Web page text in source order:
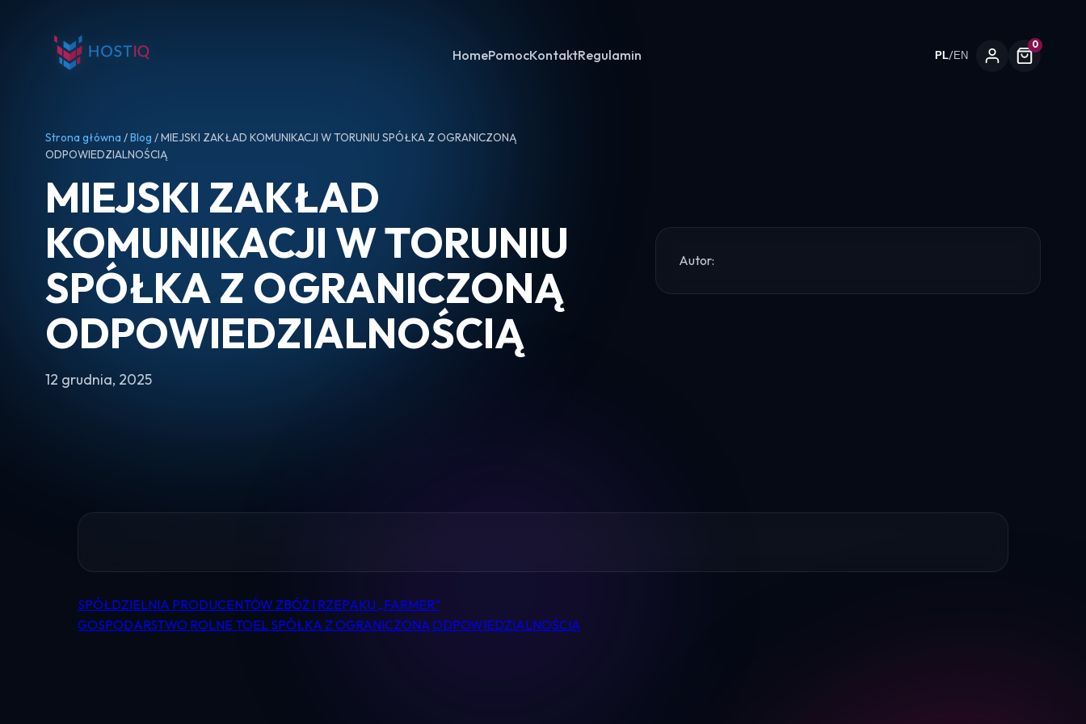
HomePomocKontaktRegulamin PL/EN
0
Koszyk
Strona główna /Blog / MIEJSKI ZAKŁAD KOMUNIKACJI W TORUNIU SPÓŁKA Z OGRANICZONĄ
ODPOWIEDZIALNOŚCIĄ
MIEJSKI ZAKŁAD
KOMUNIKACJI W TORUNIU
SPÓŁKA Z OGRANICZONĄ
ODPOWIEDZIALNOŚCIĄ
12 grudnia, 2025
Autor:
Nawigacja
SPÓŁDZIELNIA PRODUCENTÓW ZBÓŻ I RZEPAKU „FARMER”
GOSPODARSTWO ROLNE TOEL SPÓŁKA Z OGRANICZONĄ ODPOWIEDZIALNOŚCIĄ